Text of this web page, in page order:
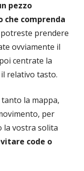
pezzo
che comprenda
prendere
ovviamente il
centrate la
relativo tasto.
la mappa,
per
la vostra solita
code o